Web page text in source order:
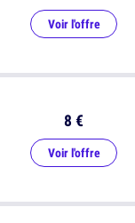
Voir l'offre
8 €
Voir l'offre